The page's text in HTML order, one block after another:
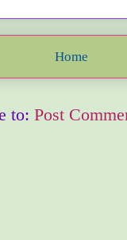
Home
to: Post